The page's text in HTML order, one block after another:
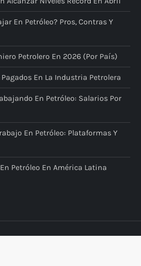
En Petróleo? Pros, Contras Y
Petrolero En 2026 (por País)
En La Industria Petrolera
En Petróleo: Salarios Por
En Petróleo: Plataformas Y
Petróleo En América Latina